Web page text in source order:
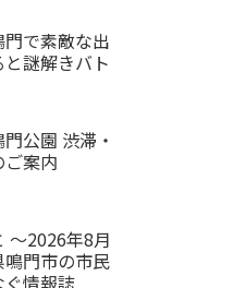
で素敵な出
謎解きバト
公園 渋滞・
案内
～2026年8月
門市の市民
ぐ情報誌